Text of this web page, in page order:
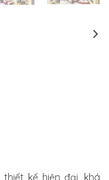
kế hiện đại, khá